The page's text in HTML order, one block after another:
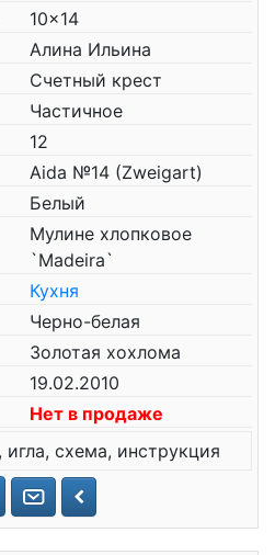
10x14
Алина Ильина
Счетный крест
Частичное
12
Aida №14 (Zweigart)
Белый
Мулине хлопковое
`Madeira`
Кухня
Черно-белая
Золотая хохлома
19.02.2010
Нет в продаже
игла, схема, инструкция